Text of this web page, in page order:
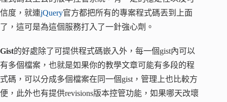
信度，就連jQuery官方都把所有的專案程式碼丟到上面
了，這可是為這個服務打入了一針強心劑。
Gist的好處除了可提供程式碼嵌入外，每一個gist內可以
有多個檔案，也就是如果你的教學文章可能有多段的程
式碼，可以分成多個檔案在同一個gist，管理上也比較方
便，此外也有提供revisions版本控管功能，如果哪天改壞